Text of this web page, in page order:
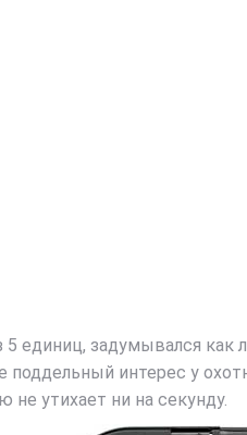
единиц, задумывался
поддельный интерес у
утихает ни на секунду.